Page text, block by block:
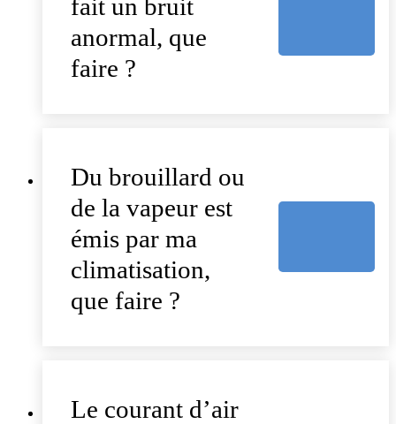
fait un bruit
anormal, que
faire ?
Du brouillard ou
de la vapeur est
émis par ma
climatisation,
que faire ?
Le courant d’air